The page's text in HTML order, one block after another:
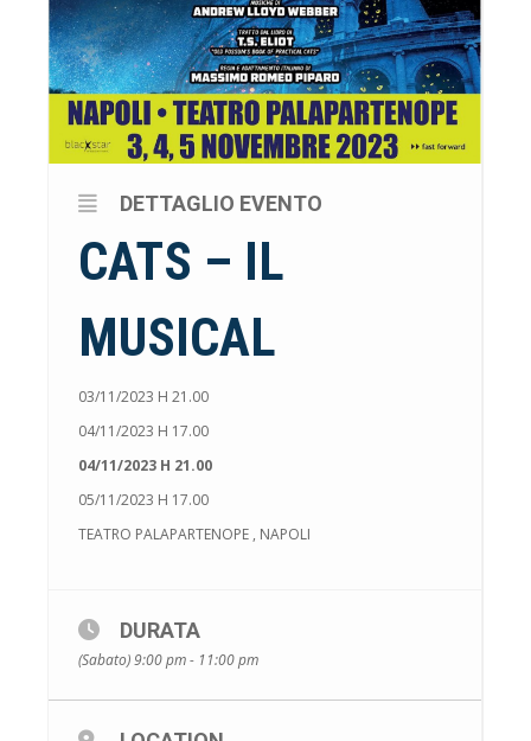
DETTAGLIO EVENTO
CATS – IL
MUSICAL
03/11/2023 H 21.00
04/11/2023 H 17.00
04/11/2023 H 21.00
05/11/2023 H 17.00
TEATRO PALAPARTENOPE , NAPOLI
DURATA
(Sabato) 9:00 pm - 11:00 pm